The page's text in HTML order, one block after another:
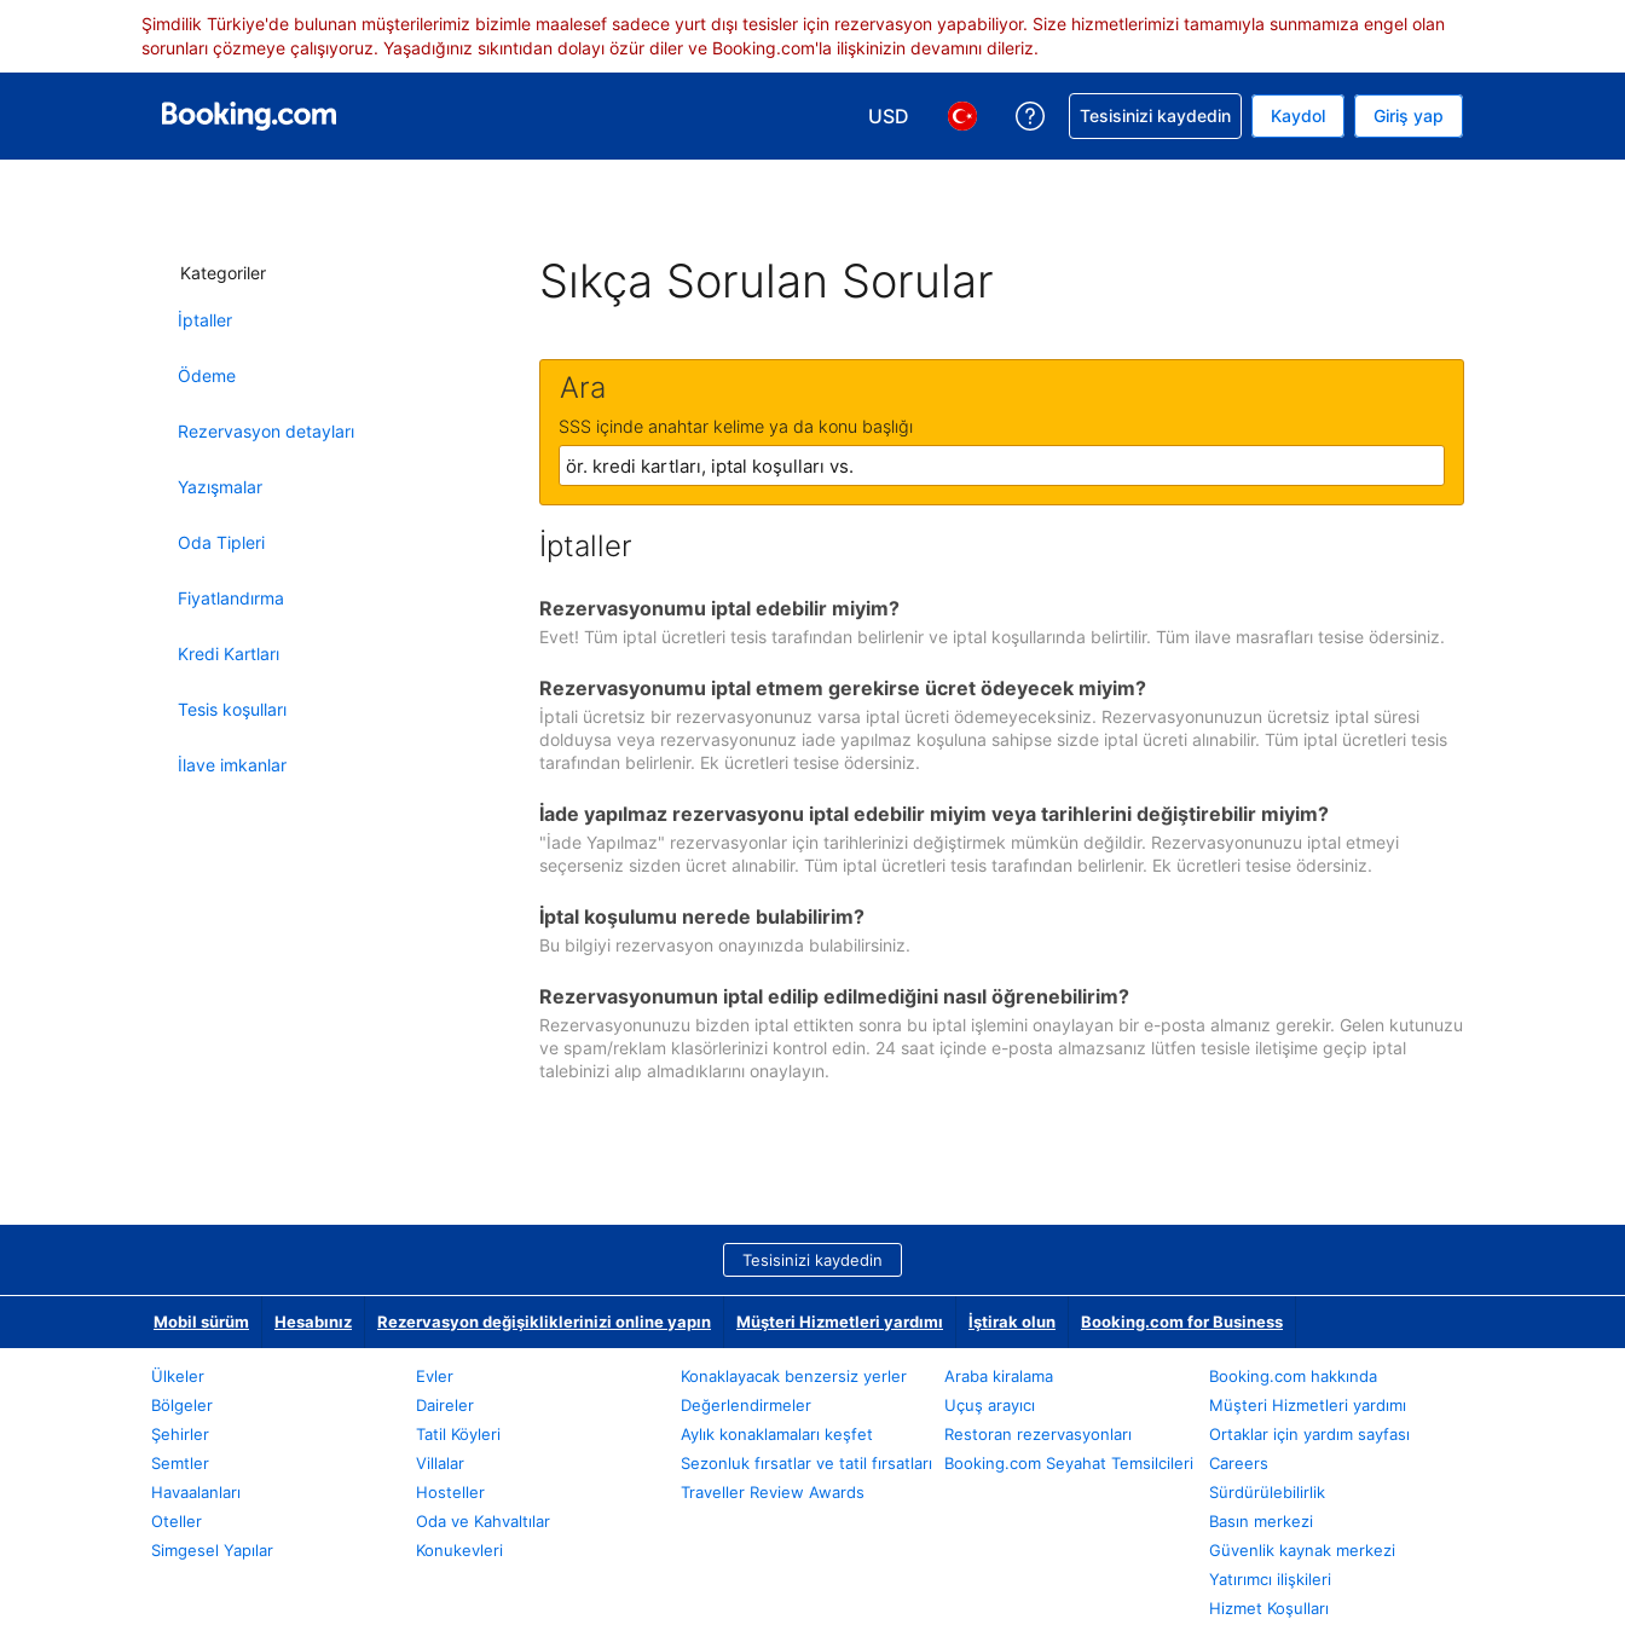
Şimdilik Türkiye'de bulunan müşterilerimiz bizimle maalesef sadece yurt dışı tesisler için rezervasyon yapabiliyor. Size hizmetlerimizi tamamıyla sunmamıza engel olan
sorunları çözmeye çalışıyoruz. Yaşadığınız sıkıntıdan dolayı özür diler ve Booking.com'la ilişkinizin devamını dileriz.
USD
Para birimi seçimi yap. Mevcut para biriminiz ABD doları
Dil seçimi yap. Mevcut diliniz Türkçe
Rezervasyonunuzla ilgili yardım alın
Tesisinizi kaydedin Kaydol Giriş yap
Kategoriler
İptaller
Ödeme
Rezervasyon detayları
Yazışmalar
Oda Tipleri
Fiyatlandırma
Kredi Kartları
Tesis koşulları
İlave imkanlar
Sıkça Sorulan Sorular
Ara
SSS içinde anahtar kelime ya da konu başlığı
İptaller
Rezervasyonumu iptal edebilir miyim?
Evet! Tüm iptal ücretleri tesis tarafından belirlenir ve iptal koşullarında belirtilir. Tüm ilave masrafları tesise ödersiniz.
Rezervasyonumu iptal etmem gerekirse ücret ödeyecek miyim?
İptali ücretsiz bir rezervasyonunuz varsa iptal ücreti ödemeyeceksiniz. Rezervasyonunuzun ücretsiz iptal süresi
dolduysa veya rezervasyonunuz iade yapılmaz koşuluna sahipse sizde iptal ücreti alınabilir. Tüm iptal ücretleri tesis
tarafından belirlenir. Ek ücretleri tesise ödersiniz.
İade yapılmaz rezervasyonu iptal edebilir miyim veya tarihlerini değiştirebilir miyim?
"İade Yapılmaz" rezervasyonlar için tarihlerinizi değiştirmek mümkün değildir. Rezervasyonunuzu iptal etmeyi
seçerseniz sizden ücret alınabilir. Tüm iptal ücretleri tesis tarafından belirlenir. Ek ücretleri tesise ödersiniz.
İptal koşulumu nerede bulabilirim?
Bu bilgiyi rezervasyon onayınızda bulabilirsiniz.
Rezervasyonumun iptal edilip edilmediğini nasıl öğrenebilirim?
Rezervasyonunuzu bizden iptal ettikten sonra bu iptal işlemini onaylayan bir e-posta almanız gerekir. Gelen kutunuzu
ve spam/reklam klasörlerinizi kontrol edin. 24 saat içinde e-posta almazsanız lütfen tesisle iletişime geçip iptal
talebinizi alıp almadıklarını onaylayın.
Tesisinizi kaydedin
Mobil sürüm Hesabınız Rezervasyon değişikliklerinizi online yapın Müşteri Hizmetleri yardımı İştirak olun Booking.com for Business
Ülkeler
Bölgeler
Şehirler
Semtler
Havaalanları
Oteller
Simgesel Yapılar
Evler
Daireler
Tatil Köyleri
Villalar
Hosteller
Oda ve Kahvaltılar
Konukevleri
Konaklayacak benzersiz yerler
Değerlendirmeler
Aylık konaklamaları keşfet
Sezonluk fırsatlar ve tatil fırsatları
Traveller Review Awards
Araba kiralama
Uçuş arayıcı
Restoran rezervasyonları
Booking.com Seyahat Temsilcileri
Booking.com hakkında
Müşteri Hizmetleri yardımı
Ortaklar için yardım sayfası
Careers
Sürdürülebilirlik
Basın merkezi
Güvenlik kaynak merkezi
Yatırımcı ilişkileri
Hizmet Koşulları